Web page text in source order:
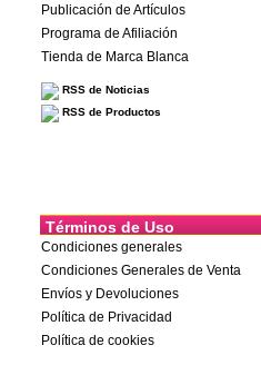
Publicación de Artículos
Programa de Afiliación
Tienda de Marca Blanca
RSS de Noticias
RSS de Productos
Términos de Uso
Condiciones generales
Condiciones Generales de Venta
Envíos y Devoluciones
Política de Privacidad
Política de cookies